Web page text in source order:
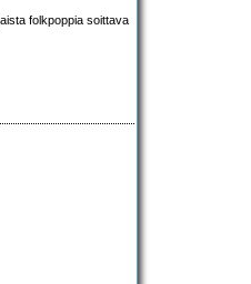
folkpoppia soittava